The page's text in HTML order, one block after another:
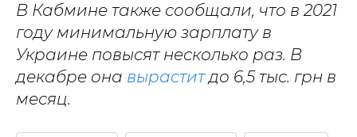
В Кабмине также сообщали, что в 2021
году минимальную зарплату в
Украине повысят несколько раз. В
декабре она выраститдо 6,5 тыс. грн в
месяц.